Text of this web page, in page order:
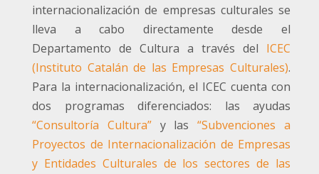
internacionalización de empresas culturales se
lleva a cabo directamente desde el
Departamento de Cultura a través del ICEC
(Instituto Catalán de las Empresas Culturales).
Para la internacionalización, el ICEC cuenta con
dos programas diferenciados: las ayudas
“Consultoría Cultura”y las“Subvenciones a
Proyectos de Internacionalización de Empresas
y Entidades Culturales de los sectores de las